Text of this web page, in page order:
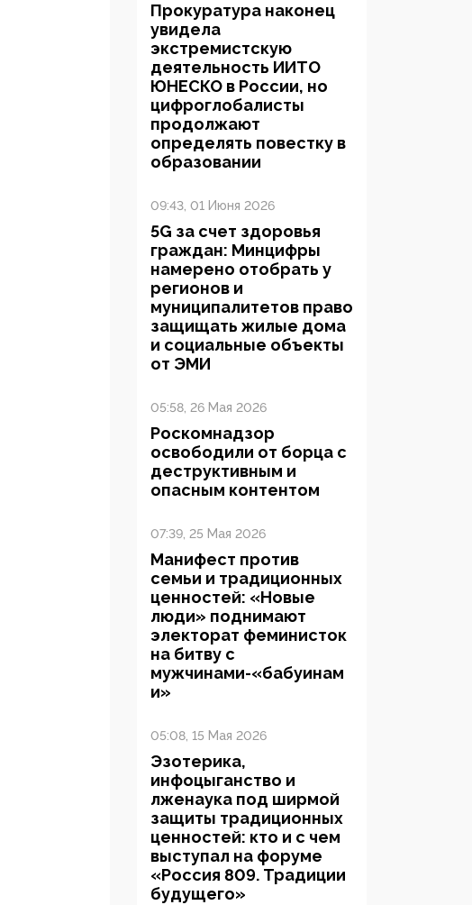
Прокуратура наконец
увидела
экстремистскую
деятельность ИИТО
ЮНЕСКО в России, но
цифроглобалисты
продолжают
определять повестку в
образовании
09:43, 01 Июня 2026
5G за счет здоровья
граждан: Минцифры
намерено отобрать у
регионов и
муниципалитетов право
защищать жилые дома
и социальные объекты
от ЭМИ
05:58, 26 Мая 2026
Роскомнадзор
освободили от борца с
деструктивным и
опасным контентом
07:39, 25 Мая 2026
Манифест против
семьи и традиционных
ценностей: «Новые
люди» поднимают
электорат феминисток
на битву с
мужчинами-«бабуинам
и»
05:08, 15 Мая 2026
Эзотерика,
инфоцыганство и
лженаука под ширмой
защиты традиционных
ценностей: кто и с чем
выступал на форуме
«Россия 809. Традиции
будущего»